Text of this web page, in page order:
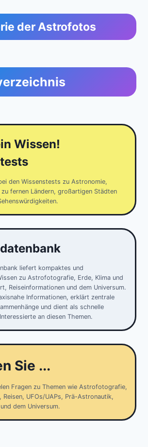
der Astrofotos
Wissen!
den Wissenstests zu Astronomie,
fernen Ländern, großartigen Städten
liefert kompaktes und
zu Astrofotografie, Erde, Klima und
Reiseinformationen und dem Universum.
Informationen, erklärt zentrale
und dient als schnelle
an diesen Themen.
Sie ...
Fragen zu Themen wie Astrofotografie,
Reisen, UFOs/UAPs, Prä-Astronautik,
dem Universum.